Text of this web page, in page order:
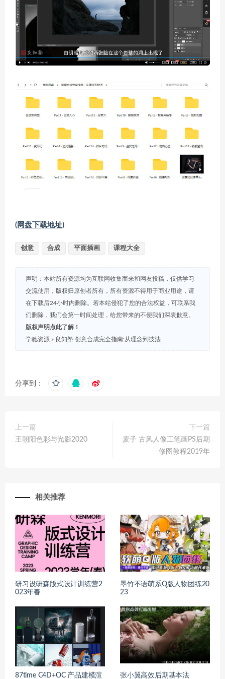
(网盘下载地址)
创意 合成 平面插画 课程大全
声明：本站所有资源均为互联网收集而来和网友投稿，仅供学习
交流使用，版权归原创者所有，所有资源不得用于商业用途，请
在下载后24小时内删除。若本站侵犯了您的合法权益，可联系我
们删除，我们会第一时间处理，给您带来的不便我们深表歉意。
版权声明点此了解！
学驰资源 » 良知塾 创意合成完全指南:从理念到技法
分享到：
上一篇
王朝阳色彩与光影2020
下一篇
麦子 古风人像工笔画PS后期
修图教程2019年
相关推荐
研习设研森版式设计训练营2
023年春
墨竹不语萌系Q版人物团练20
23
87time C4D+OC 产品建模渲 张小翼高效后期基本法